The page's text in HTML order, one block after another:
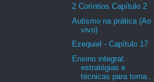
2 Coríntios Capítulo 2
Autismo na prática (Ao
vivo)
Ezequiel - Capítulo 17
Ensino integral:
estratégias e
técnicas para torna...